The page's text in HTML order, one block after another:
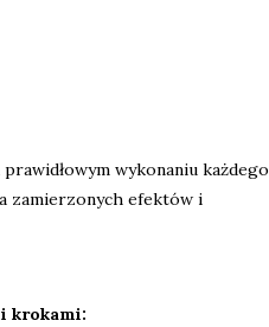
wykonaniu każdego
zamierzonych efektów i
krokami: